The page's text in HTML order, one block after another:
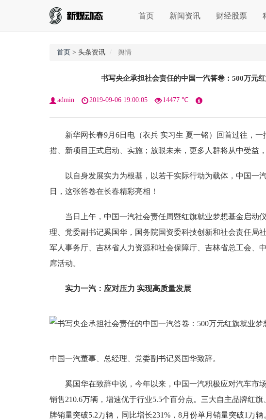
首页 新闻资讯 财经股票
首页 > 头条资讯 舆情
书写央企承担社会责任的中国一汽答卷：500万元
admin 2019-09-06 19:00:05 14477 ℃
新华网长春9月6日电（衣兵 实习生 夏一铭）回首过往，一
措、新项目正式启动、实施；放眼未来，更多人群将从中受益
以自身发展实力为根基，以若干实际行动为载体，中国一
日，这张答卷在长春精彩亮相！
当日上午，中国一汽社会责任周暨红旗就业梦想基金启动
理、党委副书记奚国华，国务院国资委科技创新和社会责任局
军人事务厅、吉林省人力资源和社会保障厅、吉林省总工会、
席活动。
实力一汽：应对压力 实现高质量发展
中国一汽董事、总经理、党委副书记奚国华致辞。
奚国华在致辞中说，今年以来，中国一汽积极应对汽车市
销售210.6万辆，增速优于行业5.5个百分点。三大自主品牌红
牌销量突破5.2万辆，同比增长231%，8月份单月销量突破1万